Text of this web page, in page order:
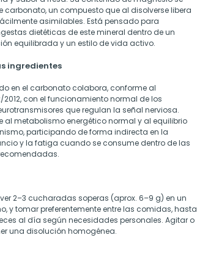
carbonato, un compuesto que al disolverse libera
asimilables. Está pensado para
dietéticas de este mineral dentro de un
equilibrada y un estilo de vida activo.
ingredientes
en el carbonato colabora, conforme al
2012, con el funcionamiento normal de los
que regulan la señal nerviosa.
al metabolismo energético normal y al equilibrio
participando de forma indirecta en la
y la fatiga cuando se consume dentro de las
2–3 cucharadas soperas (aprox. 6–9 g) en un
y tomar preferentemente entre las comidas, hasta
al día según necesidades personales. Agitar o
una disolución homogénea.